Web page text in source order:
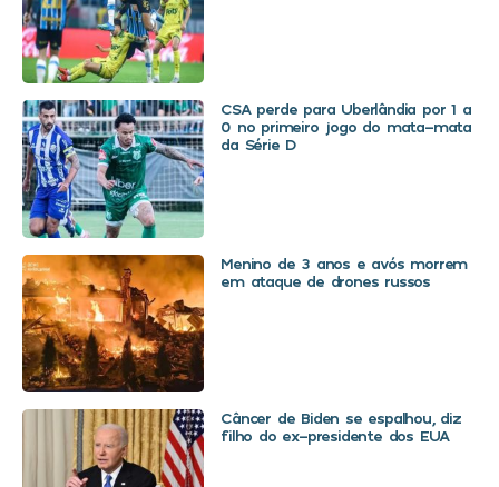
CSA perde para Uberlândia por 1 a
0 no primeiro jogo do mata-mata
da Série D
Menino de 3 anos e avós morrem
em ataque de drones russos
Câncer de Biden se espalhou, diz
filho do ex-presidente dos EUA